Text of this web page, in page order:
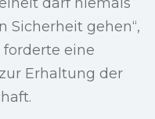
Sicherheit gehen“,
forderte eine
Erhaltung der